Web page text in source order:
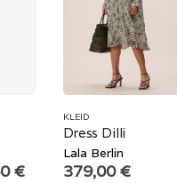
€Current
KLEID
Dress Dilli
Lala Berlin
379,00€